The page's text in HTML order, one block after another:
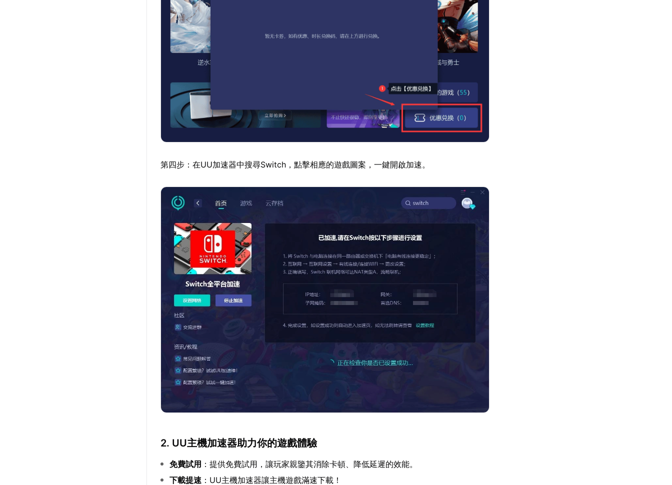
第四步：在UU加速器中搜尋Switch，點擊相應的遊戲圖案，一鍵開啟加速。
2. UU主機加速器助力你的遊戲體驗
免費試用 ：提供免費試用，讓玩家親鑒其消除卡頓、降低延遲的效能。
下載提速 ：UU主機加速器讓主機遊戲滿速下載！